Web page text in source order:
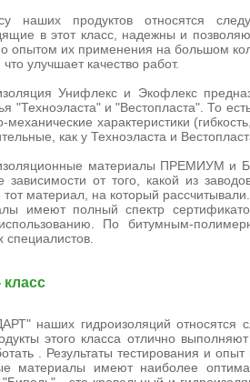
наших продуктов относятся
в этот класс, надежны и
опытом их применения на большом
улучшает качество работ.
Унифлекс и Экофлекс
"Техноэласта" и "Вестопласта". То
характеристики
как у Техноэласта и
материалы ПРЕМИУМ и
зависимости от того, какой из
материал, на который рассчитывали.
имеют полный спектр
По битумным-
наших гидроизоляций
этого класса отлично
. Результаты тестирования и
материалы имеют наиболее